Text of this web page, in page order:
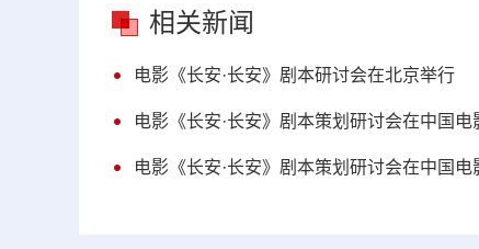
相关新闻
电影《长安·长安》剧本研讨会在北京举行
电影《长安·长安》剧本策划研讨会在中国
电影《长安·长安》剧本策划研讨会在中国